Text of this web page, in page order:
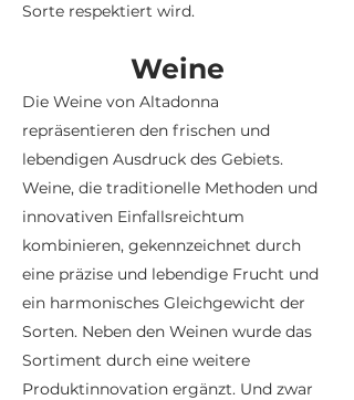
Sorte respektiert wird.
Weine
Die Weine von Altadonna
repräsentieren den frischen und
lebendigen Ausdruck des Gebiets.
Weine, die traditionelle Methoden und
innovativen Einfallsreichtum
kombinieren, gekennzeichnet durch
eine präzise und lebendige Frucht und
ein harmonisches Gleichgewicht der
Sorten. Neben den Weinen wurde das
Sortiment durch eine weitere
Produktinnovation ergänzt. Und zwar